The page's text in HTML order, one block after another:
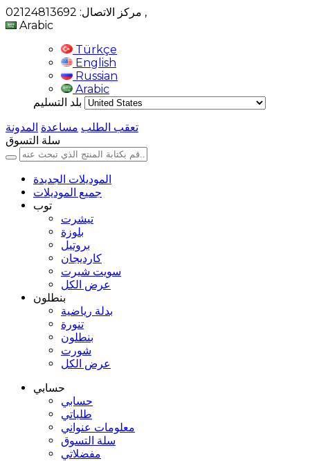
,
Arabic
Türkçe
English
Russian
Arabic
بلد التسليم
تعقب الطلب مساعدة المدونة
سلة التسوق
الموديلات الجديدة
جميع الموديلات
توب
تيشرت
بلوزة
بروتيل
كارديجان
سويت شيرت
عرض الكل
بنطلون
بدلة رياضية
تنورة
بنطلون
شورت
عرض الكل
حسابي
حسابي
طلباتي
معلومات عنواني
سلة التسوق
مفضلاتي